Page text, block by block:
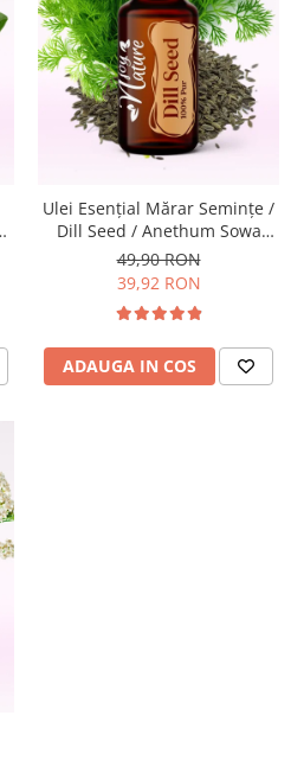
Ulei Esenţial Mărar Seminţe /
Dill Seed / Anethum Sowa
15ml - Aromaterapie Sigura |
nJoy Nature
49,90 RON
39,92 RON
ADAUGA IN COS